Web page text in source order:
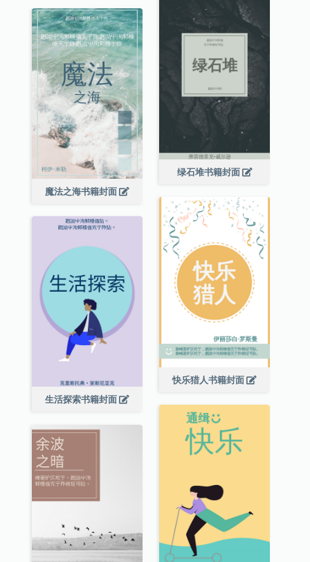
绿石堆书籍封面
魔法之海书籍封面
快乐猎人书籍封面
生活探索书籍封面